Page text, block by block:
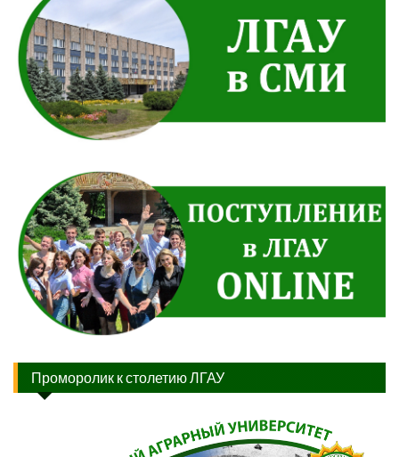
Проморолик к столетию ЛГАУ